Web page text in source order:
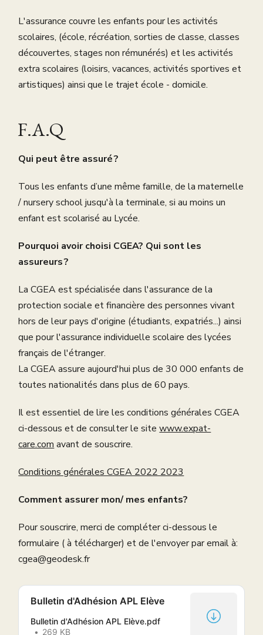
L'assurance couvre les enfants pour les activités
scolaires, (école, récréation, sorties de classe, classes
découvertes, stages non rémunérés) et les activités
extra scolaires (loisirs, vacances, activités sportives et
artistiques) ainsi que le trajet école - domicile.
F.A.Q
Qui peut être assuré ?
Tous les enfants d’une même famille, de la maternelle
/ nursery school jusqu'à la terminale, si au moins un
enfant est scolarisé au Lycée.
Pourquoi avoir choisi CGEA? Qui sont les
assureurs ?
La CGEA est spécialisée dans l'assurance de la
protection sociale et financière des personnes vivant
hors de leur pays d'origine (étudiants, expatriés...) ainsi
que pour l'assurance individuelle scolaire des lycées
français de l'étranger.
La CGEA assure aujourd'hui plus de 30 000 enfants de
toutes nationalités dans plus de 60 pays.
Il est essentiel de lire les conditions générales CGEA
ci-dessous et de consulter le sitewww.expat-
care.com avant de souscrire.
Conditions générales CGEA 2022 2023
Comment assurer mon/ mes enfants?
Pour souscrire, merci de compléter ci-dessous le
formulaire ( à télécharger) et de l'envoyer par email à:
cgea@geodesk.fr
Bulletin d'Adhésion APL Elève
Bulletin d'Adhésion APL Elève.pdf
269 KB